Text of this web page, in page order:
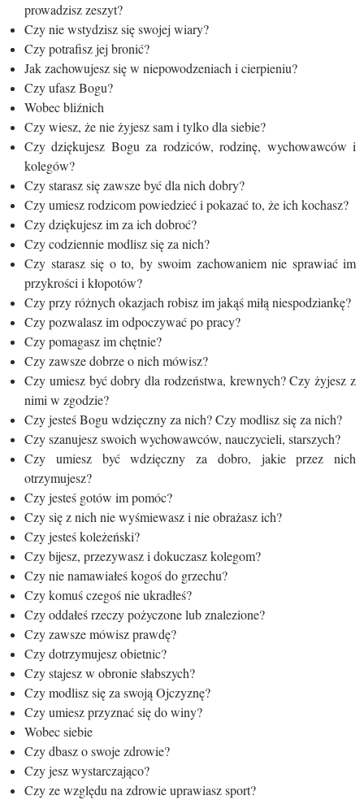
prowadzisz zeszyt?
Czy nie wstydzisz się swojej wiary?
Czy potrafisz jej bronić?
Jak zachowujesz się w niepowodzeniach i cierpieniu?
Czy ufasz Bogu?
Wobec bliźnich
Czy wiesz, że nie żyjesz sam i tylko dla siebie?
Czy dziękujesz Bogu za rodziców, rodzinę, wychowawców i
kolegów?
Czy starasz się zawsze być dla nich dobry?
Czy umiesz rodzicom powiedzieć i pokazać to, że ich kochasz?
Czy dziękujesz im za ich dobroć?
Czy codziennie modlisz się za nich?
Czy starasz się o to, by swoim zachowaniem nie sprawiać im
przykrości i kłopotów?
Czy przy różnych okazjach robisz im jakąś miłą niespodziankę?
Czy pozwalasz im odpoczywać po pracy?
Czy pomagasz im chętnie?
Czy zawsze dobrze o nich mówisz?
Czy umiesz być dobry dla rodzeństwa, krewnych? Czy żyjesz z
nimi w zgodzie?
Czy jesteś Bogu wdzięczny za nich? Czy modlisz się za nich?
Czy szanujesz swoich wychowawców, nauczycieli, starszych?
Czy umiesz być wdzięczny za dobro, jakie przez nich
otrzymujesz?
Czy jesteś gotów im pomóc?
Czy się z nich nie wyśmiewasz i nie obrażasz ich?
Czy jesteś koleżeński?
Czy bijesz, przezywasz i dokuczasz kolegom?
Czy nie namawiałeś kogoś do grzechu?
Czy komuś czegoś nie ukradłeś?
Czy oddałeś rzeczy pożyczone lub znalezione?
Czy zawsze mówisz prawdę?
Czy dotrzymujesz obietnic?
Czy stajesz w obronie słabszych?
Czy modlisz się za swoją Ojczyznę?
Czy umiesz przyznać się do winy?
Wobec siebie
Czy dbasz o swoje zdrowie?
Czy jesz wystarczająco?
Czy ze względu na zdrowie uprawiasz sport?